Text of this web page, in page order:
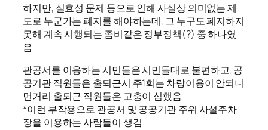
하지만, 실효성 문제 등으로 인해 사실상 의미없는 제
도로 누군가는 폐지를 해야하는데, 그 누구도 폐지하지
못해 계속 시행되는 좀비같은 정부정책(?) 중 하나였
음
관공서를 이용하는 시민들은 시민들대로 불편하고, 공
공기관 직원들은 출퇴근시 주1회는 차량이용이 안되니
먼거리 출퇴근 직원들은 고충이 심했음
*이런 부작용으로 관공서 및 공공기관 주위 사설주차
장을 이용하는 사람들이 생김